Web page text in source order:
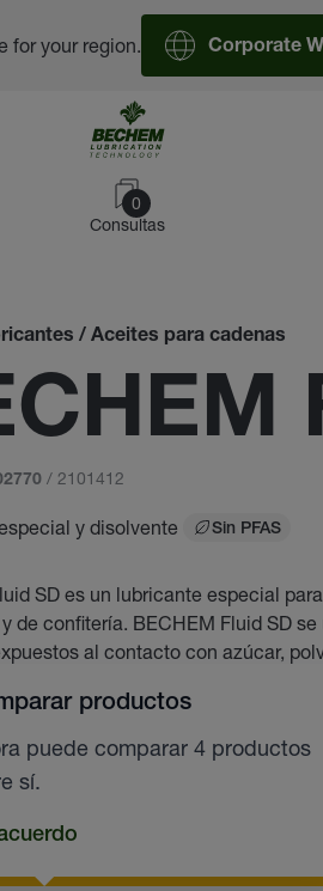
0
Consultas
for your region. Corporate
/ Aceites para cadenas
/ 2101412
y disolvente Sin PFAS
SD es un lubricante especial
de confitería. BECHEM Fluid SD
al contacto con azúcar,
productos
puede comparar 4 productos
sí.